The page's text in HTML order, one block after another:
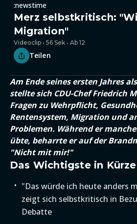
:newstime
Merz selbstkritisch:
Migration"
Videoclip • 56 Sek • Ab 12
Teilen
Am Ende seines ersten Jahres
stellte sich CDU-Chef Friedrich
Fragen zu Wehrpflicht,
Rentensystem, Migration und
Problemen. Während er
übte, beharrte er auf der
"Nicht mit mir!"
Das Wichtigste in Kürze
"Das würde ich heute anders
zeigt sich selbstkritisch in
Debatte